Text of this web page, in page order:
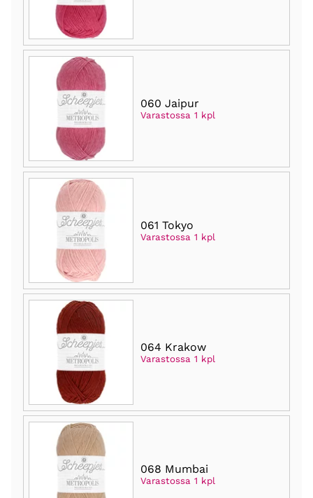
060 Jaipur
Varastossa 1 kpl
061 Tokyo
Varastossa 1 kpl
064 Krakow
Varastossa 1 kpl
068 Mumbai
Varastossa 1 kpl